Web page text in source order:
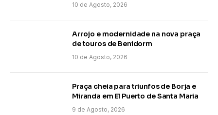
10 de Agosto, 2026
Arrojo e modernidade na nova praça
de touros de Benidorm
10 de Agosto, 2026
Praça cheia para triunfos de Borja e
Miranda em El Puerto de Santa Maria
9 de Agosto, 2026